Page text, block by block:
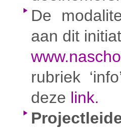
De
aan dit
rubriek
deze link.